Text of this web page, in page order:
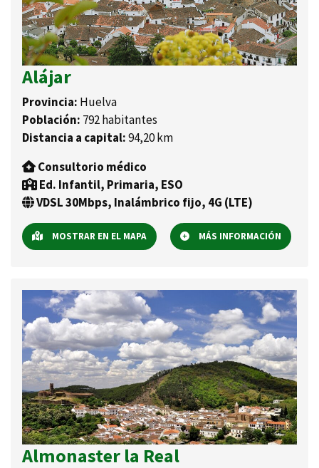
Alájar
Provincia: Huelva
Población: 792 habitantes
Distancia a capital:94,20 km
Consultorio médico
Ed. Infantil, Primaria, ESO
VDSL 30Mbps, Inalámbrico fijo, 4G (LTE)
MOSTRAR EN EL MAPA MÁS INFORMACIÓN
Almonaster la Real